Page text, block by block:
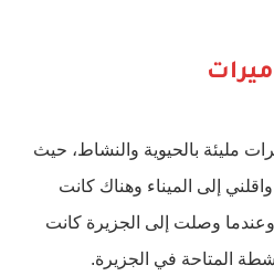
مليئة بالحيوية والنشاط، حيث
إلى الميناء وهناك كانت
وعندما وصلت إلى الجزيرة كانت
المتاحة في الجزيرة.